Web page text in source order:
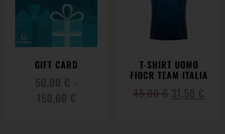
GIFT CARD
T-SHIRT UOMO
FIOCR TEAM ITALIA
45,00€